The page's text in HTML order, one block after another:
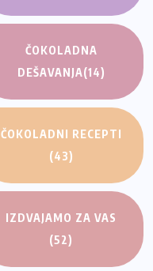
ČOKOLADNA
DEŠAVANJA(14)
ČOKOLADNI RECEPTI
(43)
IZDVAJAMO ZA VAS
(52)